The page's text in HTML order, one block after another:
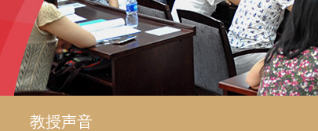
教授声音